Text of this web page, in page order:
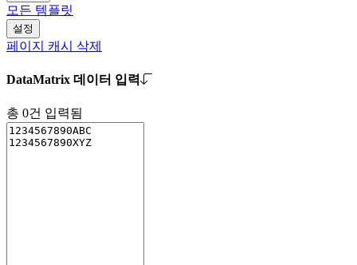
모든 템플릿
설정
페이지 캐시 삭제
DataMatrix 데이터 입력
총 0건 입력됨